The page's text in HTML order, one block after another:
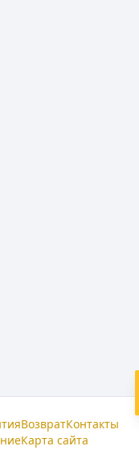
ВозвратКонтакты
Карта сайта